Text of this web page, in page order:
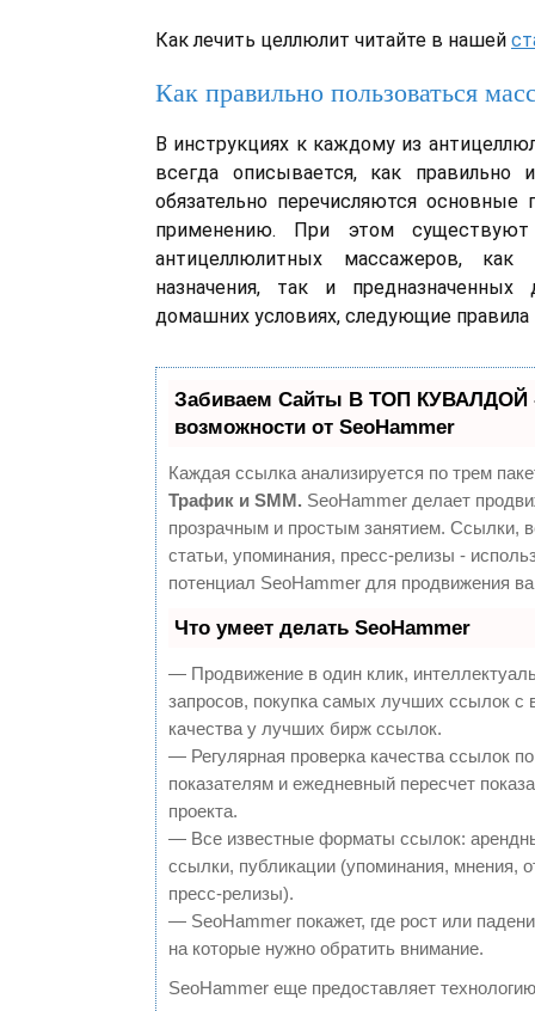
Как лечить целлюлит читайте в нашей
Как правильно пользоваться
В инструкциях к каждому из
всегда описывается, как правильно
обязательно перечисляются основные
применению. При этом
антицеллюлитных массажеров, как
назначения, так и
домашних условиях, следующие правила
Забиваем Сайты В ТОП КУВАЛДОЙ
возможности от SeoHammer
Каждая ссылка анализируется по трем
Трафик и SMM. SeoHammer делает
прозрачным и простым занятием. Ссылки,
статьи, упоминания, пресс-релизы -
потенциал SeoHammer для продвижения
Что умеет делать SeoHammer
— Продвижение в один клик,
запросов, покупка самых лучших ссылок с
качества у лучших бирж ссылок.
— Регулярная проверка качества ссылок
показателям и ежедневный пересчет
проекта.
— Все известные форматы ссылок:
ссылки, публикации (упоминания, мнения,
пресс-релизы).
— SeoHammer покажет, где рост или
на которые нужно обратить внимание.
SeoHammer еще предоставляет